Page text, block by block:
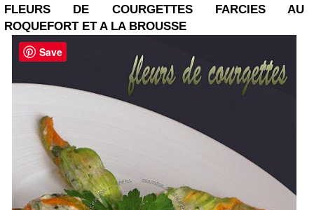
FLEURS DE COURGETTES FARCIES AU
ROQUEFORTET A LA BROUSSE
Save